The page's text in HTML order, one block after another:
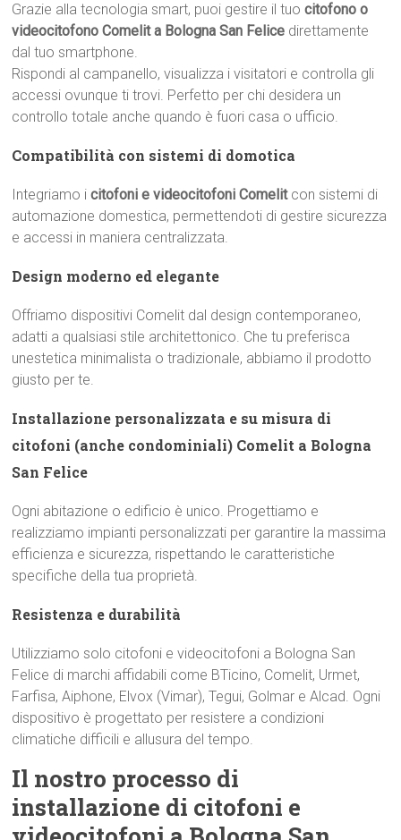
Grazie alla tecnologia smart, puoi gestire il tuocitofono o
videocitofono Comelit a Bologna San Felice direttamente
dal tuo smartphone.
Rispondi al campanello, visualizza i visitatori e controlla gli
accessi ovunque ti trovi. Perfetto per chi desidera un
controllo totale anche quando è fuori casa o ufficio.
Compatibilità con sistemi di domotica
Integriamo icitofoni e videocitofoni Comelitcon sistemi di
automazione domestica, permettendoti di gestire sicurezza
e accessi in maniera centralizzata.
Design moderno ed elegante
Offriamo dispositivi Comelit dal design contemporaneo,
adatti a qualsiasi stile architettonico. Che tu preferisca
unestetica minimalista o tradizionale, abbiamo il prodotto
giusto per te.
Installazione personalizzata e su misura di
citofoni (anche condominiali) Comelit a Bologna
San Felice
Ogni abitazione o edificio è unico. Progettiamo e
realizziamo impianti personalizzati per garantire la massima
efficienza e sicurezza, rispettando le caratteristiche
specifiche della tua proprietà.
Resistenza e durabilità
Utilizziamo solo citofoni e videocitofoni a Bologna San
Felice di marchi affidabili come BTicino, Comelit, Urmet,
Farfisa, Aiphone, Elvox (Vimar), Tegui, Golmar e Alcad. Ogni
dispositivo è progettato per resistere a condizioni
climatiche difficili e allusura del tempo.
Il nostro processo di
installazione di citofoni e